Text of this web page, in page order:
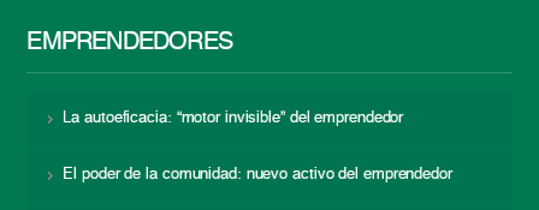
EMPRENDEDORES
La autoeficacia: “motor invisible” del emprendedor
El poder de la comunidad: nuevo activo del emprendedor